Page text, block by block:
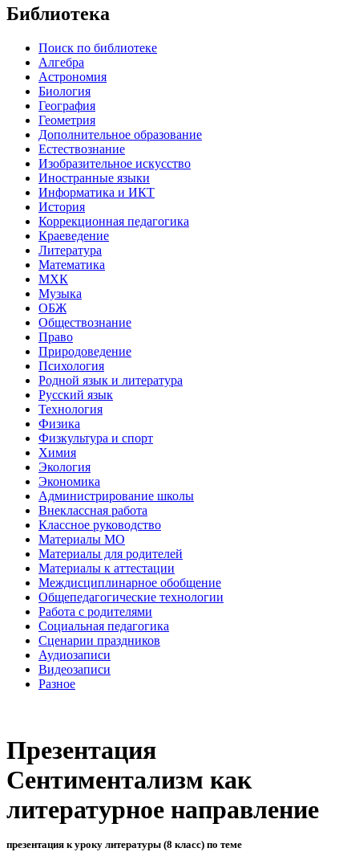
Библиотека
Поиск по библиотеке
Алгебра
Астрономия
Биология
География
Геометрия
Дополнительное образование
Естествознание
Изобразительное искусство
Иностранные языки
Информатика и ИКТ
История
Коррекционная педагогика
Краеведение
Литература
Математика
МХК
Музыка
ОБЖ
Обществознание
Право
Природоведение
Психология
Родной язык и литература
Русский язык
Технология
Физика
Физкультура и спорт
Химия
Экология
Экономика
Администрирование школы
Внеклассная работа
Классное руководство
Материалы МО
Материалы для родителей
Материалы к аттестации
Междисциплинарное обобщение
Общепедагогические технологии
Работа с родителями
Социальная педагогика
Сценарии праздников
Аудиозаписи
Видеозаписи
Разное
Презентация
Сентиментализм как
литературное направление
презентация к уроку литературы (8 класс) по теме